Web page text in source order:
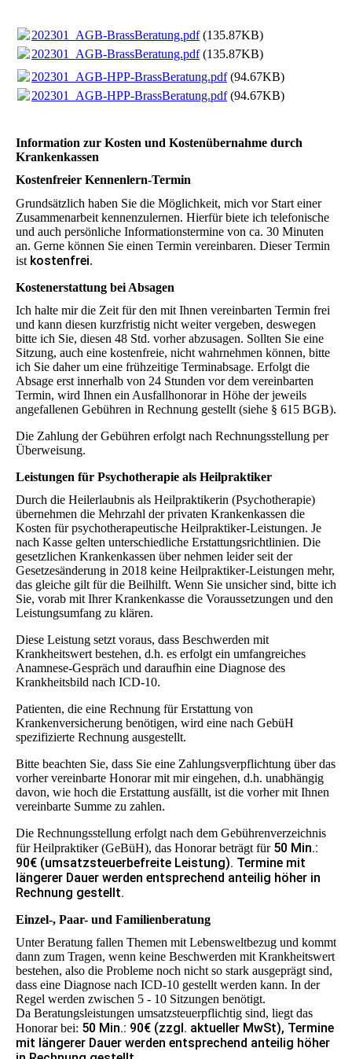
202301_AGB-BrassBeratung.pdf(135.87KB)
202301_AGB-BrassBeratung.pdf(135.87KB)
202301_AGB-HPP-BrassBeratung.pdf(94.67KB)
202301_AGB-HPP-BrassBeratung.pdf(94.67KB)
Information zur Kosten und Kosten­­übernahme durch
Kranken­kassen
Kostenfreier Kennenlern-Termin
Grundsätzlich haben Sie die Möglichkeit, mich vor Start einer
Zusammenarbeit kennenzulernen. Hierfür biete ich telefonische
und auch persönliche Informationstermine von ca. 30 Minuten
an. Gerne können Sie einen Termin vereinbaren. Dieser Termin
ist kostenfrei.
Kostenerstattung bei Absagen
Ich halte mir die Zeit für den mit Ihnen vereinbarten Termin frei
und kann diesen kurzfristig nicht weiter vergeben, deswegen
bitte ich Sie, diesen 48 Std. vorher abzusagen. Sollten Sie eine
Sitzung, auch eine kostenfreie, nicht wahrnehmen können, bitte
ich Sie daher um eine frühzeitige Terminabsage. Erfolgt die
Absage erst innerhalb von 24 Stunden vor dem vereinbarten
Termin, wird Ihnen ein Ausfallhonorar in Höhe der jeweils
angefallenen Gebühren in Rechnung gestellt (siehe § 615 BGB).
Die Zahlung der Gebühren erfolgt nach Rechnungsstellung per
Überweisung.
Leistungen für Psychotherapie als Heilpraktiker
Durch die Heilerlaubnis als Heilpraktikerin (Psychotherapie)
übernehmen die Mehrzahl der privaten Krankenkassen die
Kosten für psychotherapeutische Heilpraktiker-Leistungen. Je
nach Kasse gelten unterschiedliche Erstattungsrichtlinien. Die
gesetzlichen Krankenkassen über nehmen leider seit der
Gesetzesänderung in 2018 keine Heilpraktiker-Leistungen mehr,
das gleiche gilt für die Beilhilft. Wenn Sie unsicher sind, bitte ich
Sie, vorab mit Ihrer Krankenkasse die Voraussetzungen und den
Leistungsumfang zu klären.
Diese Leistung setzt voraus, dass Beschwerden mit
Krankheitswert bestehen, d.h. es erfolgt ein umfangreiches
Anamnese-Gespräch und daraufhin eine Diagnose des
Krankheitsbild nach ICD-10.
Patienten, die eine Rechnung für Erstattung von
Krankenversicherung benötigen, wird eine nach GebüH
spezifizierte Rechnung ausgestellt.
Bitte beachten Sie, dass Sie eine Zahlungsverpflichtung über das
vorher vereinbarte Honorar mit mir eingehen, d.h. unabhängig
davon, wie hoch die Erstattung ausfällt, ist die vorher mit Ihnen
vereinbarte Summe zu zahlen.
Die Rechnungsstellung erfolgt nach dem Gebührenverzeichnis
für Heilpraktiker (GeBüH), das Honorar beträgt für50 Min.:
90€ (umsatzsteuerbefreite Leistung). Termine mit
längerer Dauer werden entsprechend anteilig höher in
Rechnung gestellt.
Einzel-, Paar- und Familienberatung
Unter Beratung fallen Themen mit Lebensweltbezug und kommt
dann zum Tragen, wenn keine Beschwerden mit Krankheitswert
bestehen, also die Probleme noch nicht so stark ausgeprägt sind,
dass eine Diagnose nach ICD-10 gestellt werden kann. In der
Regel werden zwischen 5 - 10 Sitzungen benötigt.
Da Beratungsleistungen umsatzsteuerpflichtig sind, liegt das
Honorar bei: 50 Min.: 90€ (zzgl. aktueller MwSt), Termine
mit längerer Dauer werden entsprechend anteilig höher